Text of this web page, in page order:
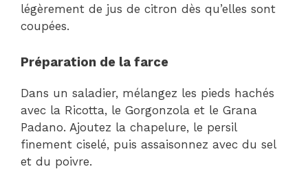
légèrement de jus de citron dès qu’elles sont
coupées.
Préparation de la farce
Dans un saladier, mélangez les pieds hachés
avec la Ricotta, le Gorgonzola et le Grana
Padano. Ajoutez la chapelure, le persil
finement ciselé, puis assaisonnez avec du sel
et du poivre.